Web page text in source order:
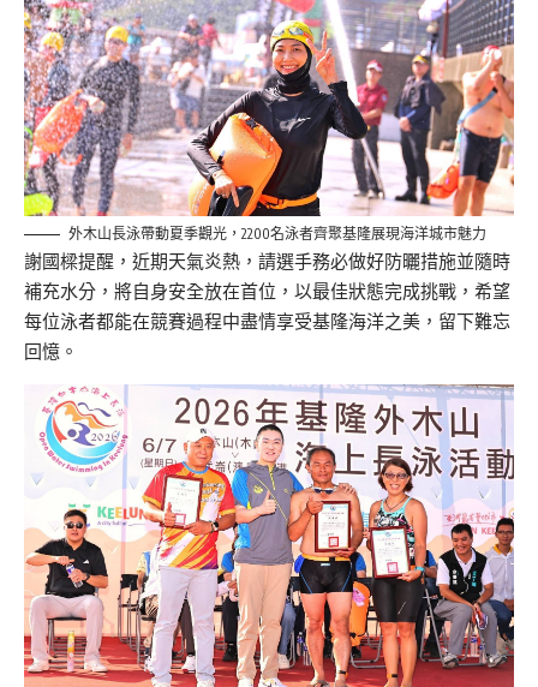
外木山長泳帶動夏季觀光，2200名泳者齊聚基隆展現海洋城市魅力
謝國樑提醒，近期天氣炎熱，請選手務必做好防曬措施並隨時
補充水分，將自身安全放在首位，以最佳狀態完成挑戰，希望
每位泳者都能在競賽過程中盡情享受基隆海洋之美，留下難忘
回憶。